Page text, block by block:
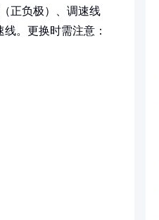
正负极）、调速线
。更换时需注意：